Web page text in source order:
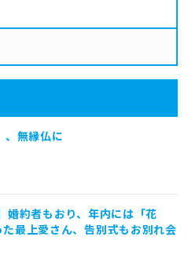
、無縁仏に
婚約者もおり、年内には「花
最上愛さん、告別式もお別れ会